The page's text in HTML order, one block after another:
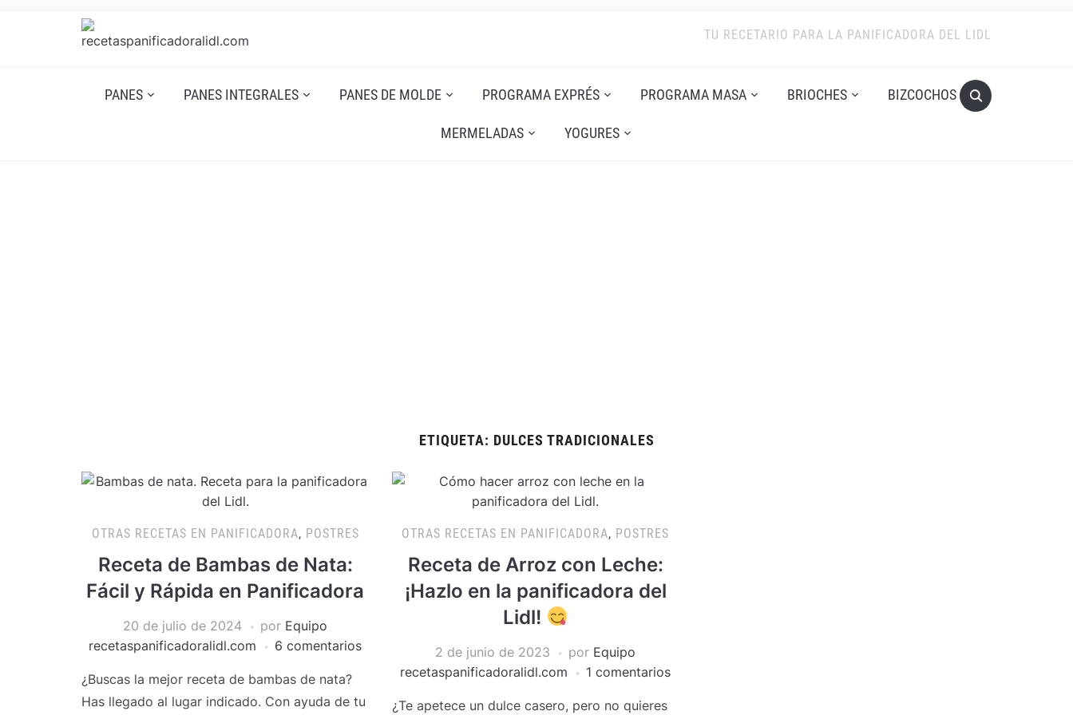
TU RECETARIO PARA LA PANIFICADORA DEL LIDL
PANES PANES INTEGRALES PANES DE MOLDE PROGRAMA EXPRÉS PROGRAMA MASA BRIOCHES BIZCOCHOS
MERMELADAS YOGURES
ETIQUETA: DULCES TRADICIONALES
OTRAS RECETAS EN PANIFICADORA, POSTRES
Receta de Bambas de Nata:
Fácil y Rápida en Panificadora
20 de julio de 2024 por Equipo
recetaspanificadoralidl.com
6 comentarios
¿Buscas la mejor receta de bambas de nata?
Has llegado al lugar indicado. Con ayuda de tu
OTRAS RECETAS EN PANIFICADORA, POSTRES
Receta de Arroz con Leche:
¡Hazlo en la panificadora del
Lidl!
2 de junio de 2023 por Equipo
recetaspanificadoralidl.com
1 comentarios
¿Te apetece un dulce casero, pero no quieres